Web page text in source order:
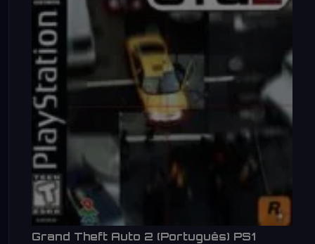
Grand Theft Auto 2 (Português) PS1